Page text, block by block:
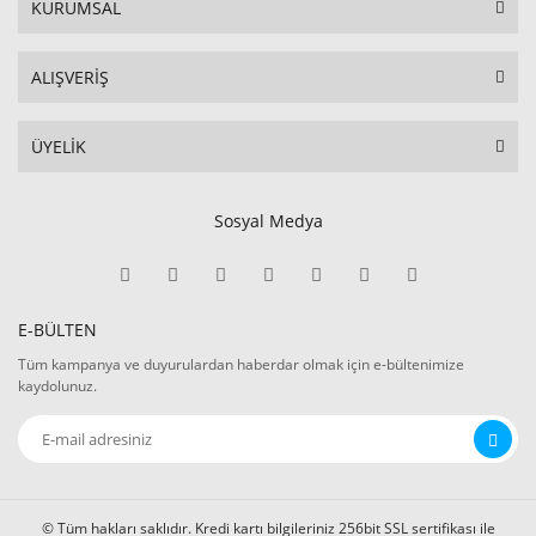
KURUMSAL
ALIŞVERİŞ
ÜYELİK
Sosyal Medya
E-BÜLTEN
Tüm kampanya ve duyurulardan haberdar olmak için e-bültenimize
kaydolunuz.
© Tüm hakları saklıdır. Kredi kartı bilgileriniz 256bit SSL sertifikası ile